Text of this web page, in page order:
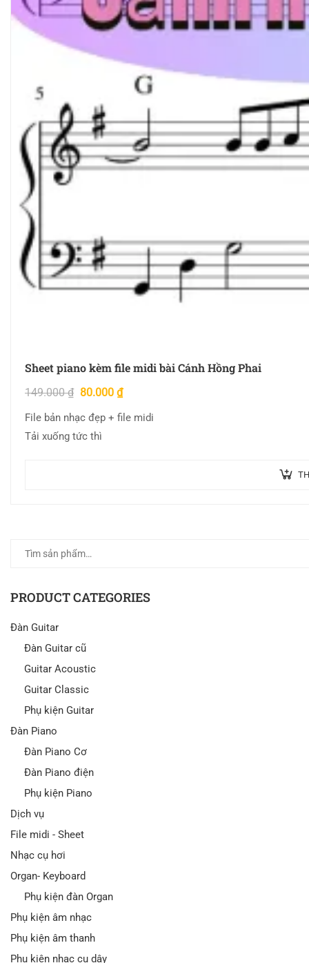
Sheet piano kèm file midi bài Cánh Hồng Phai
149.000₫ 80.000 ₫
File bản nhạc đẹp + file midi
Tải xuống tức thì
PRODUCT CATEGORIES
Đàn Guitar
Đàn Guitar cũ
Guitar Acoustic
Guitar Classic
Phụ kiện Guitar
Đàn Piano
Đàn Piano Cơ
Đàn Piano điện
Phụ kiện Piano
Dịch vụ
File midi - Sheet
Nhạc cụ hơi
Organ- Keyboard
Phụ kiện đàn Organ
Phụ kiện âm nhạc
Phụ kiện âm thanh
Phụ kiện nhạc cụ dây